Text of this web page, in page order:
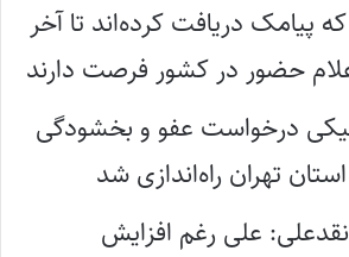
پیامک دریافت کرده‌اند تا آخر
حضور در کشور فرصت دارند
درخواست عفو و بخشودگی
تهران راه‌اندازی شد
علی رغم افزایش